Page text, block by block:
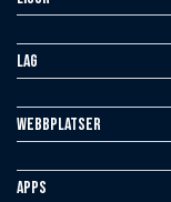
Lag
Webbplatser
Apps